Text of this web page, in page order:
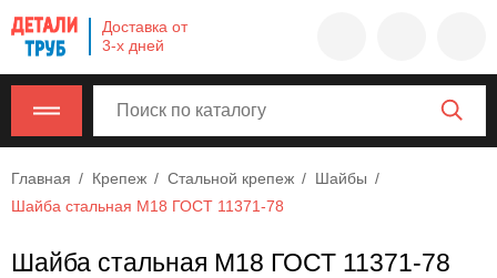
Доставка от
3-х дней
Главная Крепеж Стальной крепеж
Шайбы
Шайба стальная М18 ГОСТ 11371-78
Шайба стальная М18 ГОСТ 11371-78
Company
name
620000,
Москва,